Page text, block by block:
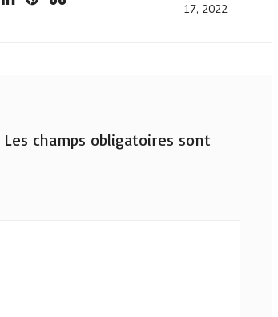
17, 2022
Les champs obligatoires sont